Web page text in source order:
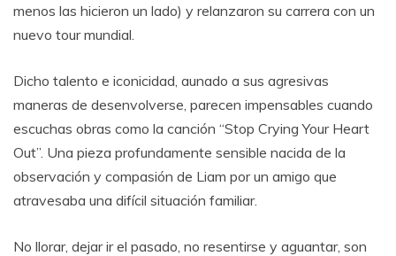
menos las hicieron un lado) y relanzaron su carrera con un
nuevo tour mundial.
Dicho talento e iconicidad, aunado a sus agresivas
maneras de desenvolverse, parecen impensables cuando
escuchas obras como la canción “Stop Crying Your Heart
Out”. Una pieza profundamente sensible nacida de la
observación y compasión de Liam por un amigo que
atravesaba una difícil situación familiar.
No llorar, dejar ir el pasado, no resentirse y aguantar, son